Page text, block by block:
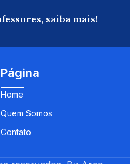
saiba mais!
Página
Home
Quem Somos
Contato